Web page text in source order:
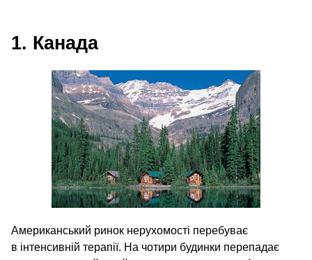
1. Канада
Американський ринок нерухомості перебуває
в інтенсивній терапії. На чотири будинки перепадає